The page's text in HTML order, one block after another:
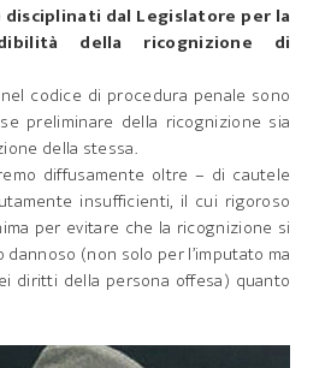
disciplinati dal Legislatore per la
della ricognizione di
codice di procedura penale sono
preliminare della ricognizione sia
della stessa.
diffusamente oltre – di cautele
insufficienti, il cui rigoroso
per evitare che la ricognizione si
(non solo per l’imputato ma
diritti della persona offesa) quanto